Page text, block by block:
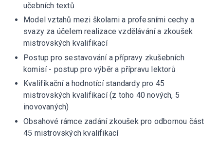
učebních textů
Model vztahů mezi školami a profesními cechy a
svazy za účelem realizace vzdělávání a zkoušek
mistrovských kvalifikací
Postup pro sestavování a přípravy zkušebních
komisí - postup pro výběr a přípravu lektorů
Kvalifikační a hodnotící standardy pro 45
mistrovských kvalifikací (z toho 40 nových, 5
inovovaných)
Obsahové rámce zadání zkoušek pro odbornou část
45 mistrovských kvalifikací